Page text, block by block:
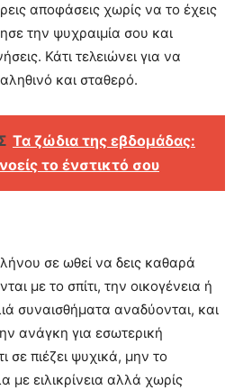
αποφάσεις χωρίς να το έχεις
την ψυχραιμία σου και
Κάτι τελειώνει για να
και σταθερό.
Τα ζώδια της εβδομάδας:
το ένστικτό σου
σε ωθεί να δεις καθαρά
με το σπίτι, την οικογένεια ή
συναισθήματα αναδύονται, και
ανάγκη για εσωτερική
σε πιέζει ψυχικά, μην το
με ειλικρίνεια αλλά χωρίς